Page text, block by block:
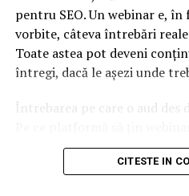
mil. euro de la Madrid
pentru SEO. Un webinar e,
vorbite, câteva întrebări
Toate astea pot deveni
întregi, dacă le așezi unde
Întrebarea pe care o aud des
din Google, nu doar lead-uri
scurt e că platformaCITESTE IN